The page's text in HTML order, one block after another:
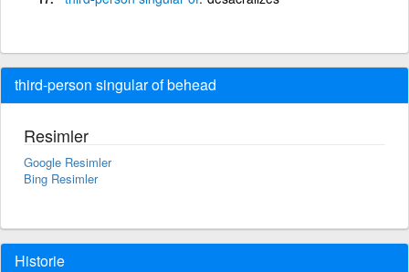
third-person singular of behead
Resimler
Google Resimler
Bing Resimler
Historie